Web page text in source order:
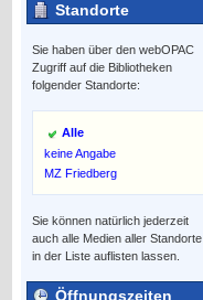
Standorte
Sie haben über den webOPAC
Zugriff auf die Bibliotheken
folgender Standorte:
Alle
keine Angabe
MZ Friedberg
Sie können natürlich jederzeit
auch alle Medien aller Standorte
in der Liste auflisten lassen.
Öffnungszeiten